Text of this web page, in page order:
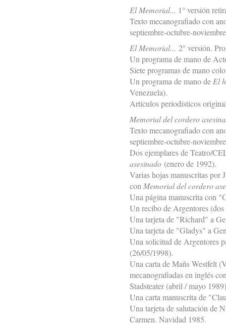
El Memorial... 1° versión
Texto mecanografiado con
septiembre-octubre-
El Memorial... 2° versión.
Un programa de mano de
Siete programas de mano
Un programa de mano de El
Venezuela).
Artículos periodísticos
Memorial del cordero
Texto mecanografiado con
septiembre-octubre-
Dos ejemplares de Teatro/
asesinado (enero de 1992).
Varias hojas manuscritas por
con Memorial del cordero
Una página manuscrita con
Un recibo de Argentores
Una tarjeta de "Richard" a
Una tarjeta de "Gladys" a
Una solicitud de Argentores
(26/05/1998).
Una carta de Mañs Westfelt
mecanografiadas en inglés
Stadsteater (abril / mayo
Una carta manuscrita de
Una tarjeta de salutación de
Carmen. Navidad 1985.